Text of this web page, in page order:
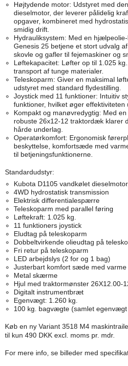
Højtydende motor: Udstyret med
dieselmotor, der leverer pålidelig
opgaver, kombineret med
smidig drift.
Hydrauliksystem: Med en
Genesis 25 betjene et stort udvalg
skovle og gafler til fejemaskiner og
Løftekapacitet: Løfter op til 1.025
transport af tunge materialer.
Teleskoparm: Giver en maksimal
udstyret med standard flydestilling.
Joystick med 11 funktioner: Intuitiv
funktioner, hvilket øger effektiviteten
Kompakt og manøvredygtig: Med
robuste 26x12-12 traktordæk klarer
hårde underlag.
Operatørkomfort: Ergonomisk
beskyttelse, komfortsæde med
til betjeningsfunktionerne.
Standardudstyr:
Kubota D1105 vandkølet
4WD hydrostatisk transmission
Elektrisk differentialespærre
Teleskoparm med parallel føring
Løftekraft: 1.025 kg.
11 funktioners joystick
Eludtag på teleskoparm
Dobbeltvirkende olieudtag på
Fri retur på teleskoparm
LED arbejdslys (2 for og 1 bag)
Justerbart komfort sæde med varme
Metal skærme
Hjul med traktormønster 26X12.00-
Digitalt instrumentbræt
Egenvægt: 1.260 kg.
100 kg. bagvægte (samlet egenvægt
Køb en ny Variant 3518 M4
til kun 490 DKK excl. moms pr. mdr.
For mere info, se billeder med